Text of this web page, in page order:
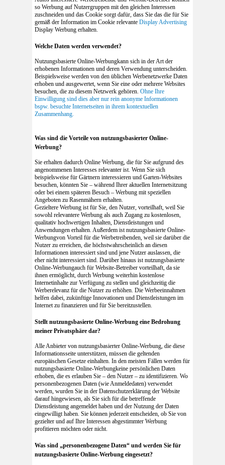
so Werbung auf Nutzergruppen mit den gleichen Interessen
zuschneiden und das Cookie sorgt dafür, dass Sie das die für Sie
gemäß der Information im Cookie relevante Display Advertising
Display Werbung erhalten.
Welche Daten werden verwendet?
Nutzungsbasierte Online-Werbungkann sich in der Art der
erhobenen Informationen und deren Verwendung unterscheiden.
Beispielsweise werden von den üblichen Werbenetzwerke Daten
erhoben und ausgewertet, wenn Sie eine oder mehrere Websites
besuchen, die zu diesem Netzwerk gehören. Ohne Ihre
Einwilligung sind dies aber nur rein anonyme Informationen
bspw. besuchte Internetseiten in ihrem kontextuellen
Zusammenhang.
Was sind die Vorteile von nutzungsbasierter Online-
Werbung?
Sie erhalten dadurch Online Werbung, die für Sie aufgrund des
angenommenen Interesses relevanter ist. Wenn Sie sich
beispielsweise für Gärtnern interessieren und Garten-Websites
besuchen, könnten Sie – während Ihrer aktuellen Internetsitzung
oder bei einem späteren Besuch – Werbung mit speziellen
Angeboten zu Rasenmähern erhalten.
Gezieltere Werbung ist für Sie, den Nutzer, vorteilhaft, weil Sie
sowohl relevantere Werbung als auch Zugang zu kostenlosen,
qualitativ hochwertigen Inhalten, Dienstleistungen und
Anwendungen erhalten. Außerdem ist nutzungsbasierte Online-
Werbungvon Vorteil für die Werbetreibenden, weil sie darüber die
Nutzer zu erreichen, die höchstwahrscheinlich an diesen
Informationen interessiert sind und jene Nutzer auslassen, die
eher nicht interessiert sind. Darüber hinaus ist nutzungsbasierte
Online-Werbungauch für Website-Betreiber vorteilhaft, da sie
ihnen ermöglicht, durch Werbung weiterhin kostenlose
Internetinhalte zur Verfügung zu stellen und gleichzeitig die
Werberelevanz für die Nutzer zu erhöhen. Die Werbeeinnahmen
helfen dabei, zukünftige Innovationen und Dienstleistungen im
Internet zu finanzieren und für Sie bereitzustellen.
Stellt nutzungsbasierte Online-Werbung eine Bedrohung
meiner Privatsphäre dar?
Alle Anbieter von nutzungsbasierter Online-Werbung, die diese
Informationsseite unterstützen, müssen die geltenden
europäischen Gesetze einhalten. In den meisten Fällen werden für
nutzungsbasierte Online-Werbungkeine persönlichen Daten
erhoben, die es erlauben Sie – den Nutzer – zu identifizieren. Wo
personenbezogenen Daten (wie Anmeldedaten) verwendet
werden, wurden Sie in der Datenschutzerklärung der Website
darauf hingewiesen, als Sie sich für die betreffende
Dienstleistung angemeldet haben und der Nutzung der Daten
eingewilligt haben. Sie können jederzeit entscheiden, ob Sie von
gezielter und auf Ihre Interessen abgestimmter Werbung
profitieren möchten oder nicht.
Was sind „personenbezogene Daten“ und werden Sie für
nutzungsbasierte Online-Werbung eingesetzt?